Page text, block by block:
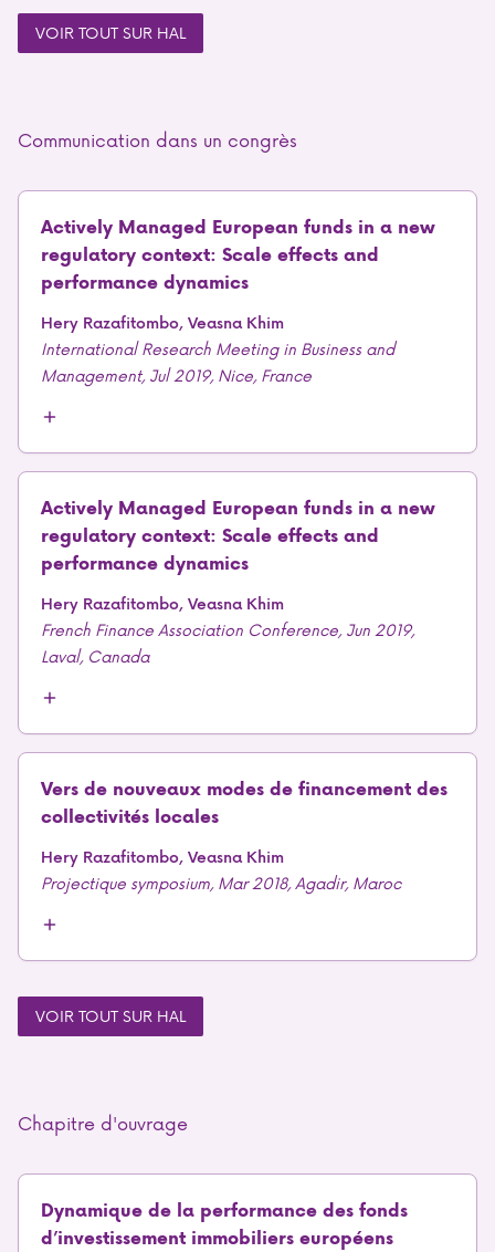
VOIR TOUT SUR HAL
Communication dans un congrès
Actively Managed European funds in a new
regulatory context: Scale effects and
performance dynamics
Hery Razafitombo, Veasna Khim
International Research Meeting in Business and
Management, Jul 2019, Nice, France
Actively Managed European funds in a new
regulatory context: Scale effects and
performance dynamics
Hery Razafitombo, Veasna Khim
French Finance Association Conference, Jun 2019,
Laval, Canada
Vers de nouveaux modes de financement des
collectivités locales
Hery Razafitombo, Veasna Khim
Projectique symposium, Mar 2018, Agadir, Maroc
VOIR TOUT SUR HAL
Chapitre d'ouvrage
Dynamique de la performance des fonds
d’investissement immobiliers européens